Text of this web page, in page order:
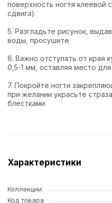
поверхность ногтя клеевой
сдвига)
5. Разгладьте рисунок,
воды, просушите
6. Важно отступать от края
0,5-1 мм, оставляя место
7. Покройте ногти
при желании украсьте
блестками
Характеристики
Коллекции
Код товара